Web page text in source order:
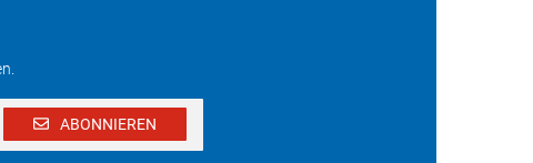
ABONNIEREN